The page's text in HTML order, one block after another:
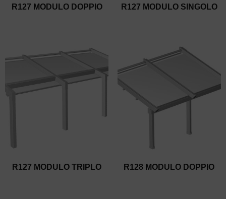
R127 MODULO DOPPIO R127 MODULO SINGOLO
R127 MODULO TRIPLO R128 MODULO DOPPIO